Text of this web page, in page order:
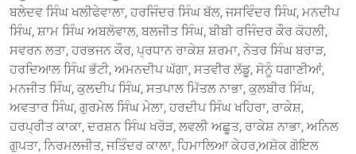
ਬਲੇਦਵ ਸਿੰਘ ਖਲੀਫੇਵਾਲਾ, ਹਰਜਿੰਦਰ ਸਿੰਘ ਬੱਲ, ਜਸਵਿੰਦਰ ਸਿੰਘ, ਮਨਦੀਪ
ਸਿੰਘ, ਸ਼ਾਮ ਸਿੰਘ ਅਬਲੋਵਾਲ, ਬਲਜੀਤ ਸਿੰਘ, ਬੀਬੀ ਰਜਿੰਦਰ ਕੌਰ ਕੋਹਲੀ,
ਸਵਰਨ ਲਤਾ, ਹਰਭਜਨ ਕੌਰ, ਪ੍ਰਧਾਨ ਰਾਕੇਸ਼ ਸ਼ਰਮਾ, ਨੇਤਰ ਸਿੰਘ ਬਰਾੜ,
ਹਰਦਿਆਲ ਸਿੰਘ ਭੱਟੀ, ਅਮਨਦੀਪ ਘੱਗਾ, ਸਤਵੀਰ ਲੱਡੂ, ਸੋਨੂੰ ਧਗਾਣੀਆਂ,
ਮਨਜੀਤ ਸਿੰਘ, ਕੁਲਦੀਪ ਸਿੰਘ, ਸਤਪਾਲ ਮਿੱਤਲ ਨਾਭਾ, ਕੁਲਬੀਰ ਸਿੰਘ,
ਅਵਤਾਰ ਸਿੰਘ, ਗੁਰਮੇਲ ਸਿੰਘ ਮੇਲਾ, ਹਰਦੀਪ ਸਿੰਘ ਖਹਿਰਾ, ਰਾਕੇਸ਼,
ਹਰਪ੍ਰੀਤ ਕਾਕਾ, ਦਰਸ਼ਨ ਸਿੰਘ ਖਰੋੜ, ਲਵਲੀ ਅਛੂਤ, ਰਾਕੇਸ਼ ਨਾਭਾ, ਅਨਿਲ
ਗੁਪਤਾ, ਨਿਰਮਲਜੀਤ, ਜਤਿੰਦਰ ਕਾਲਾ, ਹਿਮਾਲਿਆ ਕੇਹਰ,ਅਸ਼ੋਕ ਗੋਇਲ